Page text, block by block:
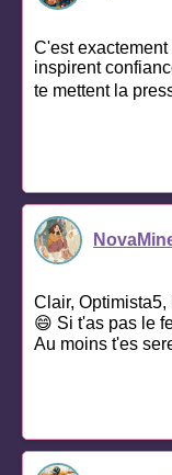
C'est
inspirent
te mettent la
Clair,
😄 Si t'as pas le
Au moins t'es